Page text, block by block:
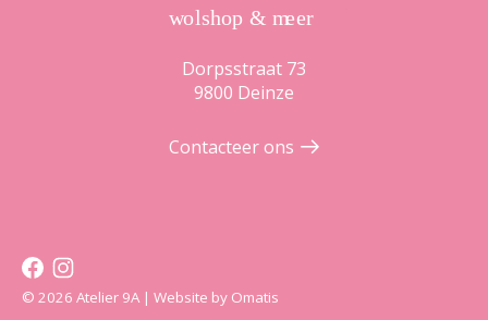
Dorpsstraat 73
9800 Deinze
Contacteer ons
© 2026 Atelier 9A | Website by Omatis